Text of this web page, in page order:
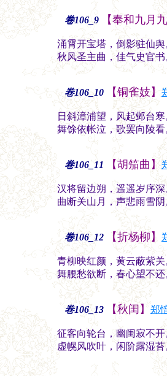
卷106_9 【奉和九月
涌霄开宝塔，倒影驻仙
秋风圣主曲，佳气史官
卷106_10 【铜雀妓】
日斜漳浦望，风起邺台
舞馀依帐泣，歌罢向陵
卷106_11 【胡笳曲】
汉将留边朔，遥遥岁序
曲断关山月，声悲雨雪
卷106_12 【折杨柳】
青柳映红颜，黄云蔽紫
舞腰愁欲断，春心望不
卷106_13 【秋闺】 郑
征客向轮台，幽闺寂不
虚幌风吹叶，闲阶露湿